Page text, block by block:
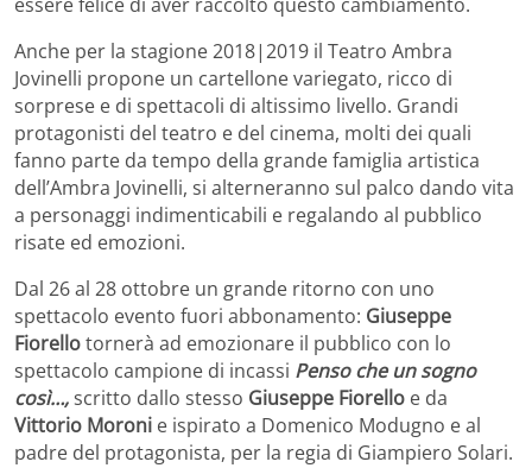
Anche per la stagione 2018|2019 il Teatro Ambra
Jovinelli propone un cartellone variegato, ricco di
sorprese e di spettacoli di altissimo livello. Grandi
protagonisti del teatro e del cinema, molti dei quali
fanno parte da tempo della grande famiglia artistica
dell’Ambra Jovinelli, si alterneranno sul palco dando vita
a personaggi indimenticabili e regalando al pubblico
risate ed emozioni.
Dal 26 al 28 ottobre un grande ritorno con uno
spettacolo evento fuori abbonamento: Giuseppe
Fiorellotornerà ad emozionare il pubblico con lo
spettacolo campione di incassi Penso che un sogno
così…,scritto dallo stesso Giuseppe Fiorello e da
Vittorio Moroni e ispirato a Domenico Modugno e al
padre del protagonista, per la regia di Giampiero Solari.